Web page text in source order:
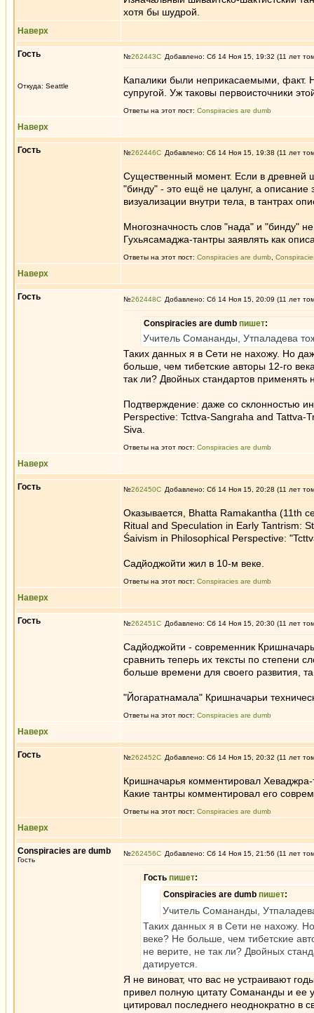
хотя бы шудрой.
Наверх
Гость
Откуда: Seattle
№262443 Добавлено: Сб 14 Ноя 15, 19:32 (11 лет
Капалики были неприкасаемыми, факт.
супругой. Уж таковы первоисточники
Ответы на этот пост: Conspiracies are dumb
Наверх
Гость №262446 Добавлено: Сб 14 Ноя 15, 19:38 (11 лет
Существенный момент. Если в древней
"бинду" - это ещё не цалунг, а
визуализации внутри тела, в тантрах
Многозначность слов "нада" и "бинду"
Гухьясамаджа-тантры заявлять как
Ответы на этот пост: Conspiracies are dumb
Наверх
Гость №262448 Добавлено: Сб 14 Ноя 15, 20:09 (11 лет
Conspiracies are dumb пишет:
Учитель Сомананды, Утпаладева
Таких данных я в Сети не нахожу. Но
больше, чем тибетские авторы 12-го
так ли? Двойных стандартов
Подтверждение: даже со склонностью
Perspective: Tcttva-Sangraha and
Siva.
Ответы на этот пост: Conspiracies are dumb
Наверх
Гость №262450 Добавлено: Сб 14 Ноя 15, 20:28 (11 лет
Оказывается, Bhatta Ramakantha (11th
Ritual and Speculation in Early Tantrism:
Śaivism in Philosophical Perspective:
Садйоджойти жил в 10-м веке.
Ответы на этот пост: Conspiracies are dumb
Наверх
Гость №262451 Добавлено: Сб 14 Ноя 15, 20:30 (11 лет
Садйоджойти - современник
сравнить теперь их тексты по степени
больше времени для своего развития,
"Йогаратнамала" Кришначарьи
Ответы на этот пост: Conspiracies are dumb
Наверх
Гость №262452 Добавлено: Сб 14 Ноя 15, 20:32 (11 лет
Кришначарья комментировал Хеваджра-
Какие тантры комментировал его
Ответы на этот пост: Conspiracies are dumb
Наверх
Conspiracies are dumb
Гость
№262456 Добавлено: Сб 14 Ноя 15, 21:56 (11 лет
Гость пишет:
Conspiracies are dumb пишет:
Учитель Сомананды,
Таких данных я в Сети не нахожу.
веке? Не больше, чем тибетские
не верите, не так ли? Двойных
датируется.
Я не виноват, что вас не устраивают
привел полную цитату Сомананды и ее
цитировал последнего неоднократно в